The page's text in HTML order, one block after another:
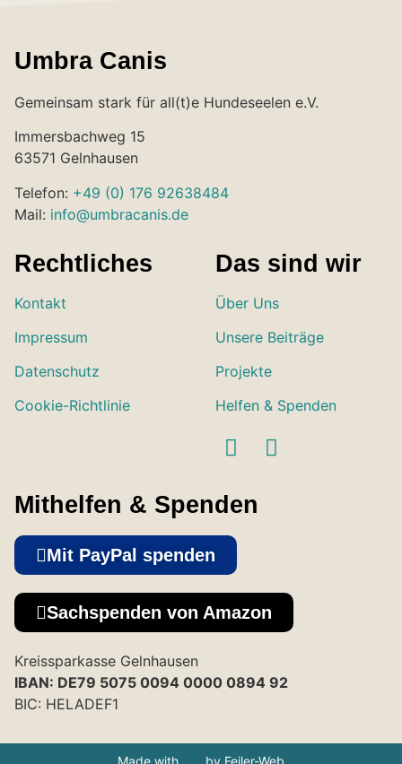
Umbra Canis
Gemeinsam stark für all(t)e Hundeseelen e.V.
Immersbachweg 15
63571 Gelnhausen
Telefon: +49 (0) 176 92638484
Mail: info@umbracanis.de
Rechtliches
Kontakt
Impressum
Datenschutz
Cookie-Richtlinie
Das sind wir
Über Uns
Unsere Beiträge
Projekte
Helfen & Spenden
Mithelfen & Spenden
Mit PayPal spenden
Sachspenden von Amazon
Kreissparkasse Gelnhausen
IBAN: DE79 5075 0094 0000 0894 92
BIC: HELADEF1
Made with by Feiler-Web